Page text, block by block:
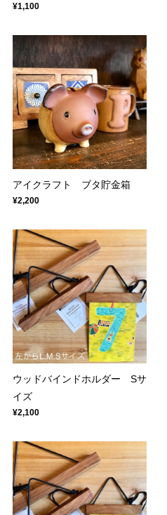
¥1,100
アイクラフト ブタ貯金箱
¥2,200
ウッドバインドホルダー Sサ
イズ
¥2,100